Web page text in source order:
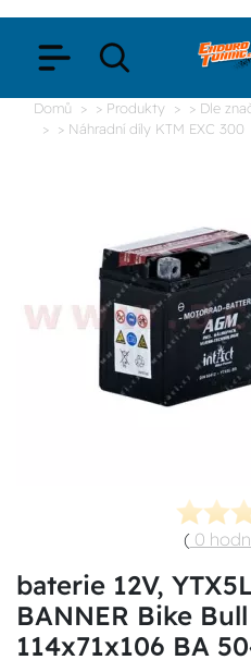
Domů > Produkty > Dle
> Náhradní díly KTM EXC 300
( 0
baterie 12V,
BANNER Bike
114x71x106 BA